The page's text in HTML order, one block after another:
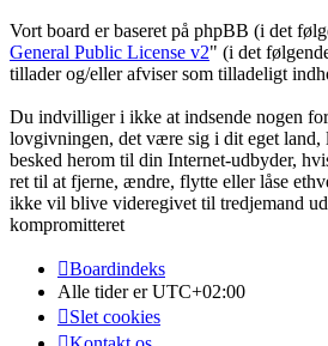
Vort board er baseret på phpBB (i det
General Public License v2" (i det
tillader og/eller afviser som tilladeligt
Du indvilliger i ikke at indsende nogen
lovgivningen, det være sig i dit eget
besked herom til din Internet-udbyder,
ret til at fjerne, ændre, flytte eller låse
ikke vil blive videregivet til tredjemand
kompromitteret
Boardindeks
Alle tider erUTC+02:00
Slet cookies